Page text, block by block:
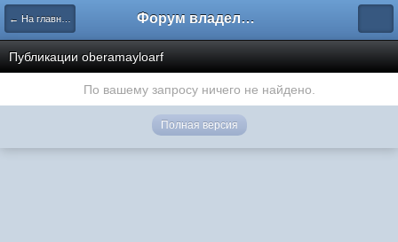
← На главную Форум владельцев интернет-магазинов
Публикации oberamayloarf
По вашему запросу ничего не найдено.
Полная версия